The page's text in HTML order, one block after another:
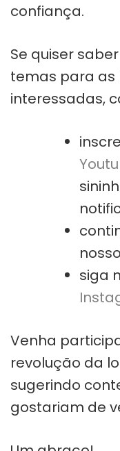
confiança.
Se quiser
temas para as
interessadas,
siga
Venha
revolução da
sugerindo
gostariam de